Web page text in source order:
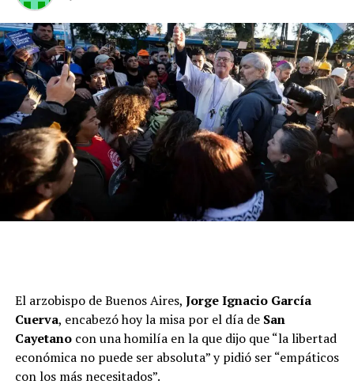
Podéis verlo abajo:
Kingdom Hearts Collection
stickers will be given out at
El arzobispo de Buenos Aires, Jorge Ignacio García
Cuerva, encabezó hoy la misa por el día de San
Cayetano con una homilía en la que dijo que “la libertad
económica no puede ser absoluta” y pidió ser “empáticos
con los más necesitados”.